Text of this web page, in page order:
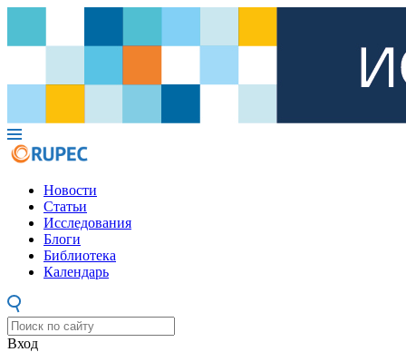
Новости
Статьи
Исследования
Блоги
Библиотека
Календарь
Вход